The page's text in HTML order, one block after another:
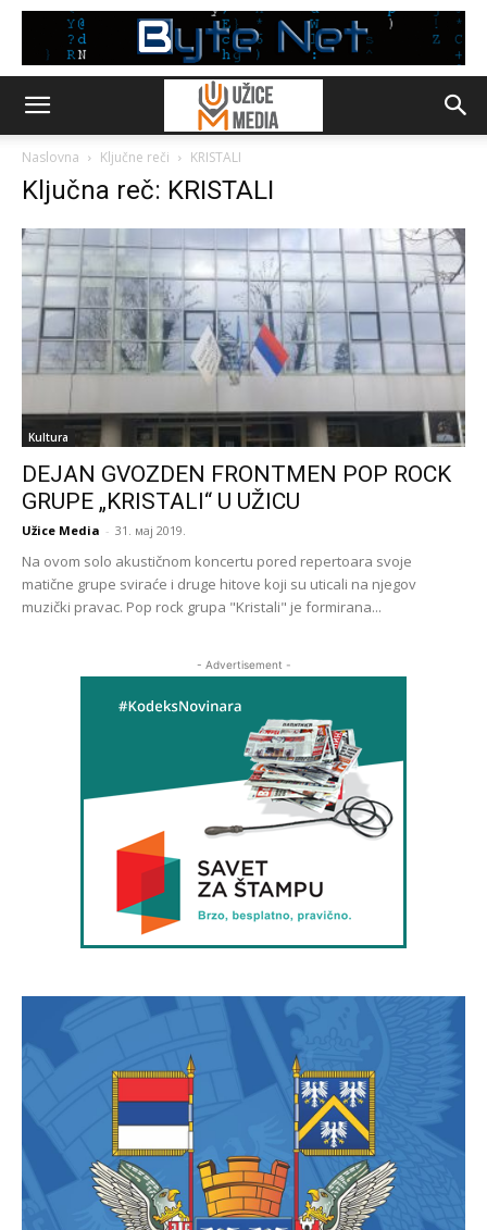
Naslovna Ključne reči KRISTALI
Ključna reč: KRISTALI
Kultura
DEJAN GVOZDEN FRONTMEN POP ROCK
GRUPE „KRISTALI“ U UŽICU
Užice Media - 31. мај 2019.
Na ovom solo akustičnom koncertu pored repertoara svoje
matične grupe sviraće i druge hitove koji su uticali na njegov
muzički pravac. Pop rock grupa "Kristali" je formirana...
- Advertisement -